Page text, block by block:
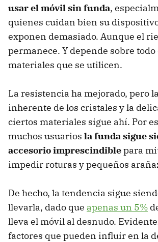
usar el móvil sin funda,
quienes cuidan bien su
exponen demasiado. Aunque el
permanece. Y depende sobre todo
materiales que se utilicen.
La resistencia ha mejorado, pero
inherente de los cristales y la
ciertos materiales sigue ahí. Por
muchos usuarios la funda sigue
accesorio imprescindiblepara
impedir roturas y pequeños
De hecho, la tendencia sigue
llevarla, dado que apenas un 5%
lleva el móvil al desnudo.
factores que pueden influir en la